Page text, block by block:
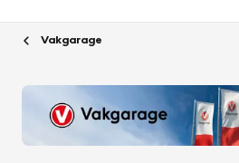
Vakgarage